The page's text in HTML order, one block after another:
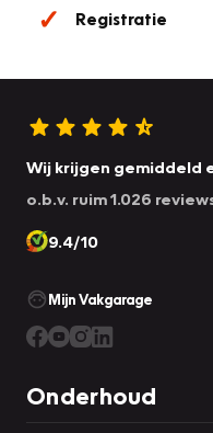
Registratie
Wij krijgen gemiddeld
o.b.v. ruim 1.026
9.4/10
Mijn Vakgarage
Onderhoud